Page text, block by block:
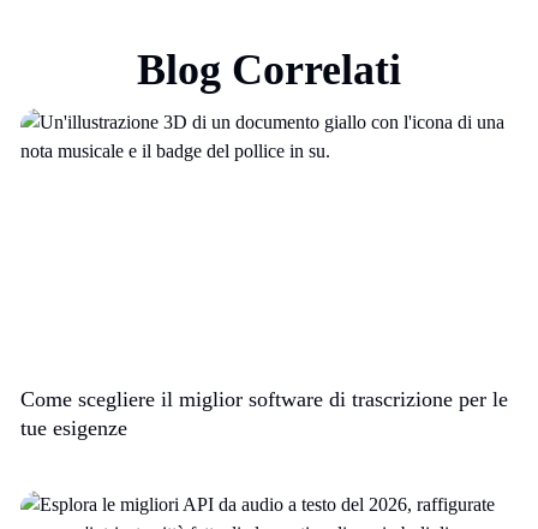
Blog Correlati
Come scegliere il miglior software di trascrizione per le
tue esigenze